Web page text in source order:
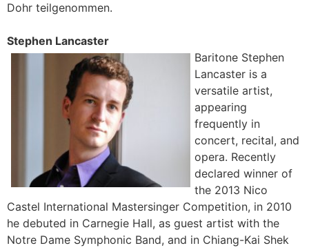
Dohr teilgenommen.
Stephen Lancaster
Baritone Stephen
Lancaster is a
versatile artist,
appearing
frequently in
concert, recital, and
opera. Recently
declared winner of
the 2013 Nico
Castel International Mastersinger Competition, in 2010
he debuted in Carnegie Hall, as guest artist with the
Notre Dame Symphonic Band, and in Chiang-Kai Shek